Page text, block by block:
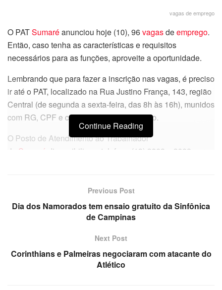
vagas de emprego
O PATSumaréanunciou hoje (10), 96vagasdeemprego.
Então, caso tenha as características e requisitos
necessários para as funções, aproveite a oportunidade.
Lembrando que para fazer a inscrição nas vagas, é preciso
ir até o PAT, localizado na Rua Justino França, 143, região
Central (de segunda a sexta-feira, das 8h às 16h), munidos
com RG, CPF e comprovante de endereço.
O Posto de Atendimento ao Trabalhador
de Sumaré disponibiliza o telefone (19) 3803 – 3003 para
Confira algumas das vagas de
emprego do PAT Sumaré
Motorista de Caminhão Leve – 1 vaga
Continue Reading
Previous Post
Dia dos Namorados tem ensaio gratuito da Sinfônica
de Campinas
Next Post
Corinthians e Palmeiras negociaram com atacante do
Atlético